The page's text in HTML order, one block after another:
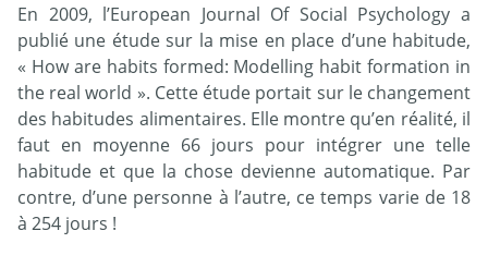
En 2009, l’European Journal Of Social Psychology a
publié une étude sur la mise en place d’une habitude,
« How are habits formed: Modelling habit formation in
the real world ». Cette étude portait sur le changement
des habitudes alimentaires. Elle montre qu’en réalité, il
faut en moyenne 66 jours pour intégrer une telle
habitude et que la chose devienne automatique. Par
contre, d’une personne à l’autre, ce temps varie de 18
à 254 jours !